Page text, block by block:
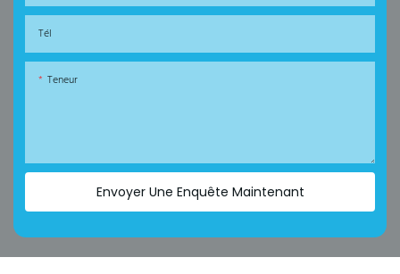
Tél
Teneur
Envoyer Une Enquête Maintenant